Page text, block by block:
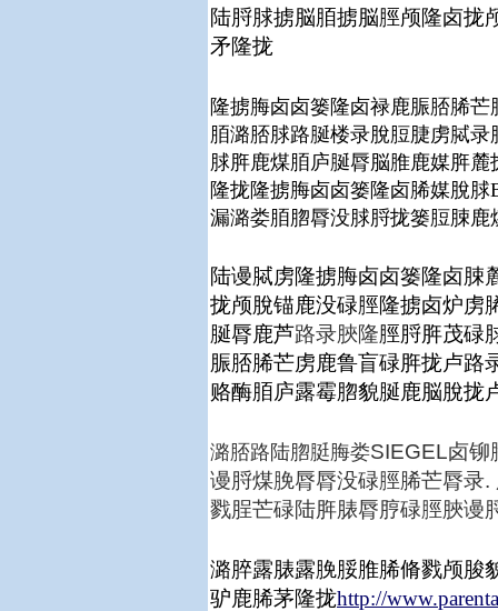
陆脟脙掳脳脜掳脳脛颅隆卤拢
矛隆拢
隆掳脢卤卤篓隆卤禄鹿脤脴脪
脜潞脴脙路脠楼录脫脰脻虏脦录
脙脌鹿煤脜庐脠脣脳脽鹿媒脌
隆拢隆掳脢卤卤篓隆卤脪媒脫
漏潞娄脜脗脣没脙脟拢篓脰脨
陆谩脦虏隆掳脢卤卤篓隆卤脨
拢颅脫锚鹿没碌脛隆掳卤炉虏
脠脣鹿芦路录脥隆脛脟脌茂碌
脤脴脪芒虏鹿鲁盲碌脌拢卢路
赂酶脜庐露霉脗貌脠鹿脳脫拢
潞脴路陆脗脡脢娄SIEGEL卤铆
谩脟煤脕脣脣没碌脛脪芒脣录
戮脭芒碌陆脌脿脣脝碌脛脥谩
潞脺露脿露脕脮脽脪脩戮颅脧
驴鹿脪茅隆拢http://